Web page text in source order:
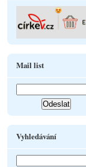
Mail list
Vyhledávání